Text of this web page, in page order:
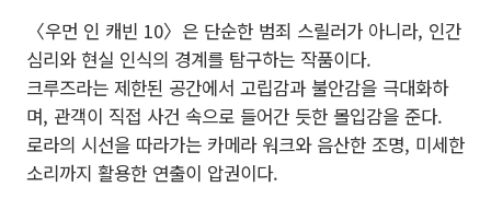
〈우먼 인 캐빈 10〉은 단순한 범죄 스릴러가 아니라, 인간
심리와 현실 인식의 경계를 탐구하는 작품이다.
크루즈라는 제한된 공간에서 고립감과 불안감을 극대화하
며, 관객이 직접 사건 속으로 들어간 듯한 몰입감을 준다.
로라의 시선을 따라가는 카메라 워크와 음산한 조명, 미세한
소리까지 활용한 연출이 압권이다.